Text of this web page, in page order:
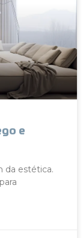
e
da estética.